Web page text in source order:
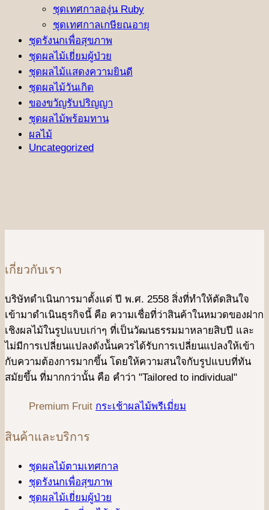
ชุดเทศกาลองุ่น Ruby
ชุดเทศกาลเกษียณอายุ
ชุดรังนกเพื่อสุขภาพ
ชุดผลไม้เยี่ยมผู้ป่วย
ชุดผลไม้แสดงความยินดี
ชุดผลไม้วันเกิด
ของขวัญรับปริญญา
ชุดผลไม้พร้อมทาน
ผลไม้
Uncategorized
เกี่ยวกับเรา
บริษัทดําเนินการมาตั้งแต่ ปี พ.ศ. 2558 สิ่งที่ทำให้ตัดสินใจ
เข้ามาดําเนินธุรกิจนี้ คือ ความเชื่อที่ว่าสินค้าในหมวดของฝาก
เชิงผลไม้ในรูปแบบเก่าๆ ที่เป็นวัฒนธรรมมาหลายสิบปี และ
ไม่มีการเปลี่ยนแปลงดังน้ันควรได้รับการเปลี่ยนแปลงให้เข้า
กับความต้องการมากขึ้น โดยให้ความสนใจกับรูปแบบที่ทัน
สมัยขึ้น ที่มากกว่านั้น คือ คําว่า "Tailored to individual"
Premium Fruit กระเช้าผลไม้พรีเมี่ยม
สินค้าและบริการ
ชุดผลไม้ตามเทศกาล
ชุดรังนกเพื่อสุขภาพ
ชุดผลไม้เยี่ยมผู้ป่วย